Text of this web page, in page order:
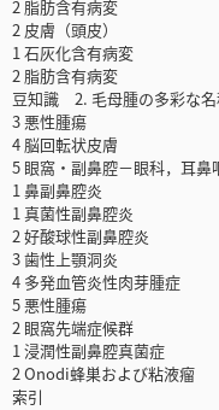
2 脂肪含有病変
2 皮膚（頭皮）
1 石灰化含有病変
2 脂肪含有病変
豆知識 2. 毛母腫の多彩な
3 悪性腫瘍
4 脳回転状皮膚
5 眼窩・副鼻腔－眼科，耳
1 鼻副鼻腔炎
1 真菌性副鼻腔炎
2 好酸球性副鼻腔炎
3 歯性上顎洞炎
4 多発血管炎性肉芽腫症
5 悪性腫瘍
2 眼窩先端症候群
1 浸潤性副鼻腔真菌症
2 Onodi蜂巣および粘液瘤
索引